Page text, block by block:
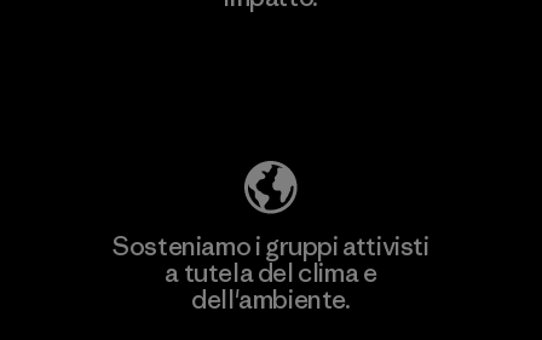
Sosteniamo i gruppi attivisti
a tutela del clima e
dell'ambiente.